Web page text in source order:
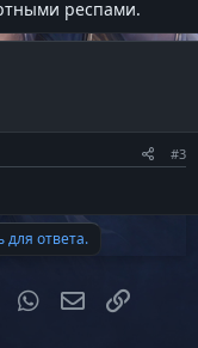
респами.
#3
для ответа.
Tumblr WhatsApp